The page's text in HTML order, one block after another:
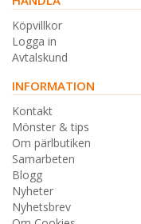
Köpvillkor
Logga in
Avtalskund
INFORMATION
Kontakt
Mönster & tips
Om pärlbutiken
Samarbeten
Blogg
Nyheter
Nyhetsbrev